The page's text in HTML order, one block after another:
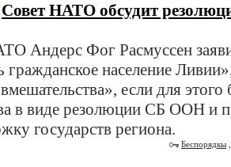
Совет НАТО обсудит
Андерс Фог Расмуссен
гражданское население
если для этого
в виде резолюции СБ ООН и
государств региона.
Беспорядкы